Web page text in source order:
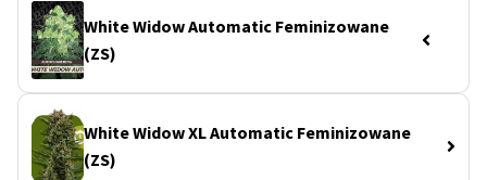
White Widow Automatic Feminizowane
(ZS)
White Widow XL Automatic Feminizowane
(ZS)